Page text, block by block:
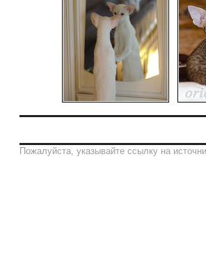
Пожалуйста, указывайте ссылку на